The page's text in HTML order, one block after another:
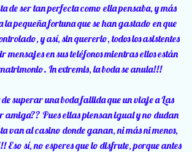
de ser tan perfecta como ella pensaba, y más
la pequeña fortuna que se han gastado en que
y así, sin quererlo, todos los asistentes
mensajes en sus teléfonos mientras ellos están
In extremis, la boda se anula!!!
superar una boda fallida que un viaje a Las
amiga?? Pues ellas piensan igual y no dudan
van al casino donde ganan, ni más ni menos,
Eso sí, no esperes que lo disfrute, porque antes